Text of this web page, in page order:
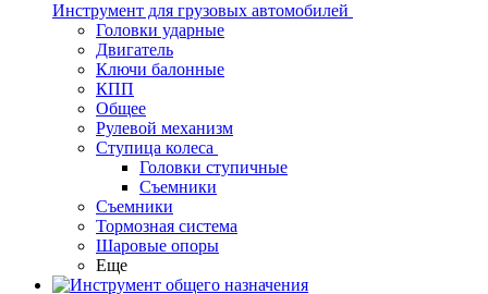
Инструмент для грузовых автомобилей
Головки ударные
Двигатель
Ключи балонные
КПП
Общее
Рулевой механизм
Ступица колеса
Головки ступичные
Съемники
Съемники
Тормозная система
Шаровые опоры
Еще